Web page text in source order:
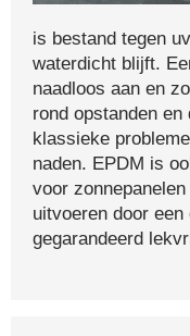
is bestand tegen
waterdicht blijft.
naadloos aan en
rond opstanden
klassieke
naden. EPDM is
voor
uitvoeren door
gegarandeerd